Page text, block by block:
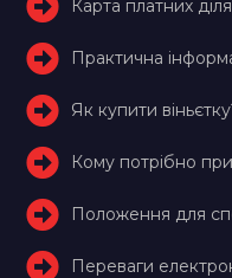
Карта платних
Практична
Як купити
Кому потрібно
Положення для
Переваги